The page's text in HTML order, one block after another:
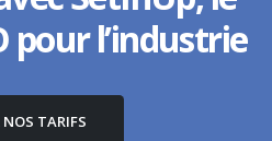
pour l’industrie
NOS TARIFS